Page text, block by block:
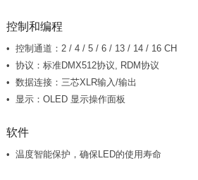
控制和编程
控制通道：2 / 4 / 5 / 6 / 13 / 14 / 16 CH
协议：标准DMX512协议, RDM协议
数据连接：三芯XLR输入/输出
显示：OLED 显示操作面板
软件
温度智能保护，确保LED的使用寿命